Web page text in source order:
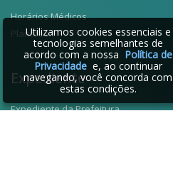
Horários Médicos
Plantões
Expediente
Expediente da Prefeitura
Utilizamos cookies essenciais e
tecnologias semelhantes de
acordo com a nossa Política de
Privacidadee, ao continuar
navegando, você concorda com
estas condições.